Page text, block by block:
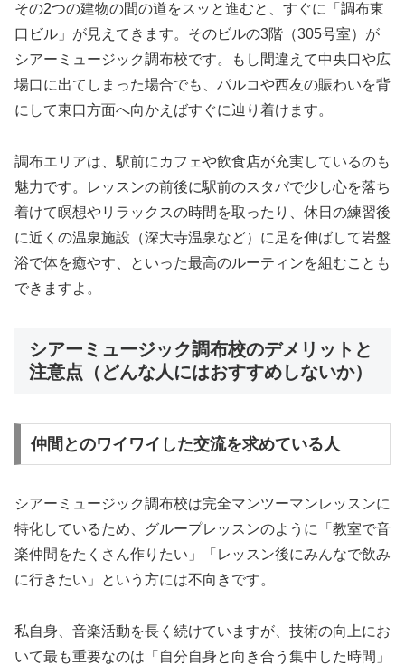
その2つの建物の間の道をスッと進むと、すぐに「調布東
口ビル」が見えてきます。そのビルの3階（305号室）が
シアーミュージック調布校です。もし間違えて中央口や広
場口に出てしまった場合でも、パルコや西友の賑わいを背
にして東口方面へ向かえばすぐに辿り着けます。
調布エリアは、駅前にカフェや飲食店が充実しているのも
魅力です。レッスンの前後に駅前のスタバで少し心を落ち
着けて瞑想やリラックスの時間を取ったり、休日の練習後
に近くの温泉施設（深大寺温泉など）に足を伸ばして岩盤
浴で体を癒やす、といった最高のルーティンを組むことも
できますよ。
シアーミュージック調布校のデメリットと
注意点（どんな人にはおすすめしないか）
仲間とのワイワイした交流を求めている人
シアーミュージック調布校は完全マンツーマンレッスンに
特化しているため、グループレッスンのように「教室で音
楽仲間をたくさん作りたい」「レッスン後にみんなで飲み
に行きたい」という方には不向きです。
私自身、音楽活動を長く続けていますが、技術の向上にお
いて最も重要なのは「自分自身と向き合う集中した時間」